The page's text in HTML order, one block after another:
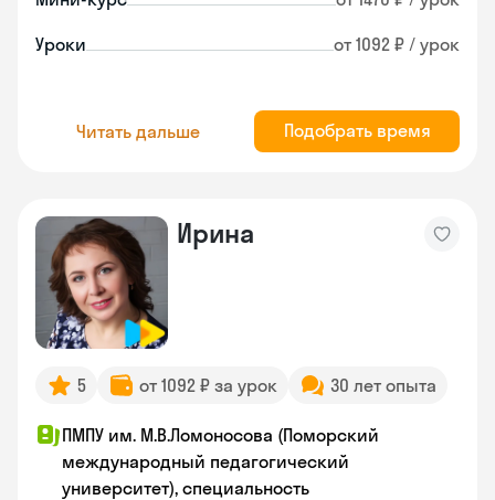
Уроки от 1092 ₽ / урок
Читать дальше Подобрать время
Ирина
5 от 1092 ₽ за урок 30 лет опыта
ПМПУ им. М.В.Ломоносова (Поморский
международный педагогический
университет), специальность